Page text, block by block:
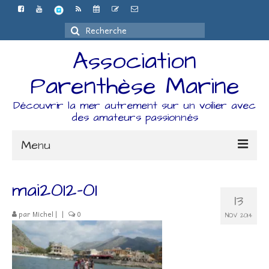
Rechercher
:
Association
Parenthèse Marine
Découvrir la mer autrement sur un voilier avec
des amateurs passionnés
Menu
Espace Adhérents
Organisation
13
NOV 2014
mai2012-01
par Michel | | 0